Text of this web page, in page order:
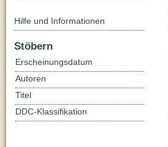
Hilfe und Informationen
Stöbern
Erscheinungsdatum
Autoren
Titel
DDC-Klassifikation